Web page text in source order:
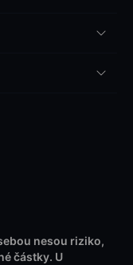
nesou riziko,
částky. U